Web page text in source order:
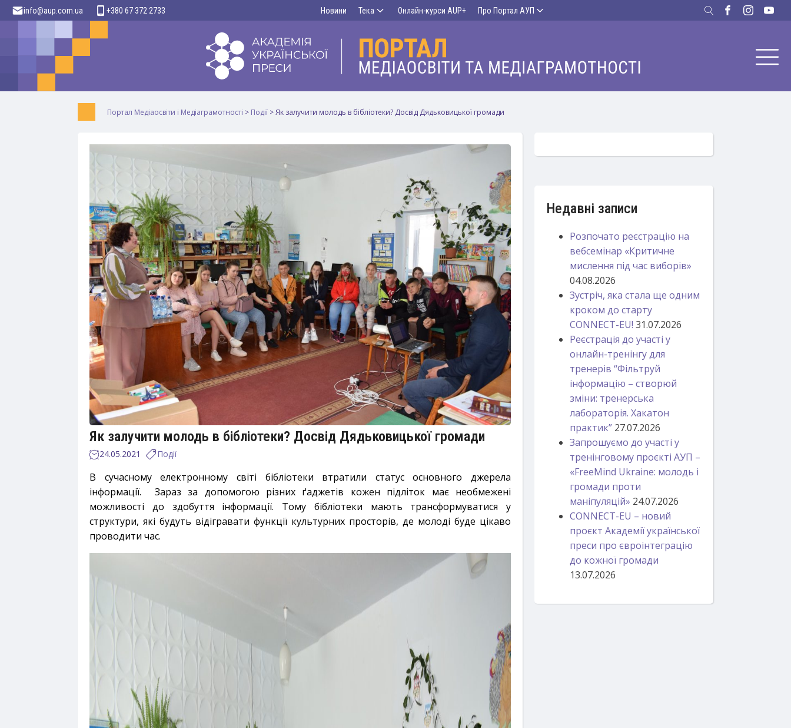
info@aup.com.ua +380 67 372 2733 Новини Тека Онлайн-курси AUP+ Про Портал АУП
Портал Медіаосвіти і Медіаграмотності > Події >Як залучити молодь в бібліотеки? Досвід Дядьковицької громади
Як залучити молодь в бібліотеки? Досвід Дядьковицької громади
24.05.2021 Події
В сучасному електронному світі бібліотеки втратили статус основного джерела
інформації. Зараз за допомогою різних ґаджетів кожен підліток має необмежені
можливості до здобуття інформації. Тому бібліотеки мають трансформуватися у
структури, які будуть відігравати функції культурних просторів, де молоді буде цікаво
проводити час.
Недавні записи
Розпочато реєстрацію на
вебсемінар «Критичне
мислення під час виборів»
04.08.2026
Зустріч, яка стала ще одним
кроком до старту
CONNECT-EU! 31.07.2026
Реєстрація до участі у
онлайн-тренінгу для
тренерів “Фільтруй
інформацію – створюй
зміни: тренерська
лабораторія. Хакатон
практик” 27.07.2026
Запрошуємо до участі у
тренінговому проєкті АУП –
«FreeMind Ukraine: молодь і
громади проти
маніпуляцій» 24.07.2026
CONNECT-EU – новий
проєкт Академії української
преси про євроінтеграцію
до кожної громади
13.07.2026